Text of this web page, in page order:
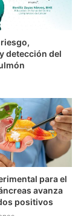
detección del
para el
avanza
positivos